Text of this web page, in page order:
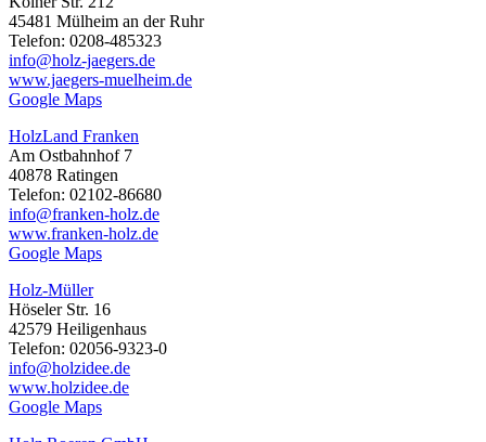
45481 Mülheim an der Ruhr
Telefon: 0208-485323
info@holz-jaegers.de
www.jaegers-muelheim.de
Google Maps
HolzLand Franken
Am Ostbahnhof 7
40878 Ratingen
Telefon: 02102-86680
info@franken-holz.de
www.franken-holz.de
Google Maps
Holz-Müller
Höseler Str. 16
42579 Heiligenhaus
Telefon: 02056-9323-0
info@holzidee.de
www.holzidee.de
Google Maps